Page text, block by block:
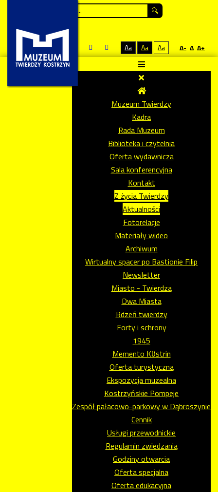
Aa Aa Aa A- A A+
Muzeum Twierdzy
Kadra
Rada Muzeum
Biblioteka i czytelnia
Oferta wydawnicza
Sala konferencyjna
Kontakt
Z życia Twierdzy
Aktualności
Fotorelacje
Materiały wideo
Archiwum
Wirtualny spacer po Bastionie Filip
Newsletter
Miasto - Twierdza
Dwa Miasta
Rdzeń twierdzy
Forty i schrony
1945
Memento Kϋstrin
Oferta turystyczna
Ekspozycja muzealna
Kostrzyńskie Pompeje
Zespół pałacowo-parkowy w Dąbroszynie
Cennik
Usługi przewodnickie
Regulamin zwiedzania
Godziny otwarcia
Oferta specjalna
Oferta edukacyjna